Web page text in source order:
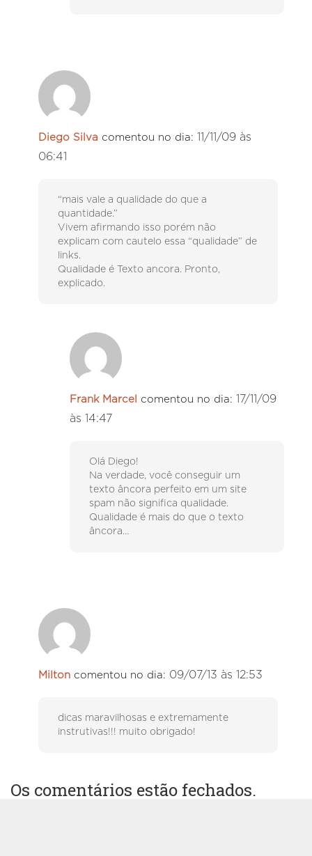
Diego Silva comentou no dia: 11/11/09 às
06:41
“mais vale a qualidade do que a
quantidade.”
Vivem afirmando isso porém não
explicam com cautelo essa “qualidade” de
links.
Qualidade é Texto ancora. Pronto,
explicado.
Frank Marcel comentou no dia: 17/11/09
às 14:47
Olá Diego!
Na verdade, você conseguir um
texto âncora perfeito em um site
spam não significa qualidade.
Qualidade é mais do que o texto
âncora…
Milton comentou no dia: 09/07/13 às 12:53
dicas maravilhosas e extremamente
instrutivas!!! muito obrigado!
Os comentários estão fechados.